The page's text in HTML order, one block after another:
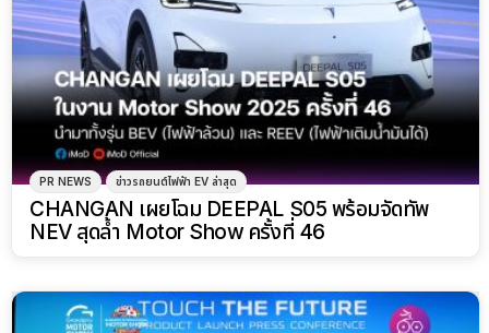
PR NEWS ข่าวรถยนต์ไฟฟ้า EV ล่าสุด
CHANGAN เผยโฉม DEEPAL S05 พร้อมจัดทัพ
NEV สุดล้ำ Motor Show ครั้งที่ 46